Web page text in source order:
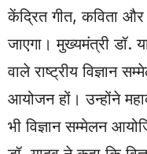
केंद्रित गीत, कविता
जाएगा। मुख्यमंत्री डॉ.
वाले राष्ट्रीय विज्ञान
आयोजन हों। उन्होंने
भी विज्ञान सम्मेलन